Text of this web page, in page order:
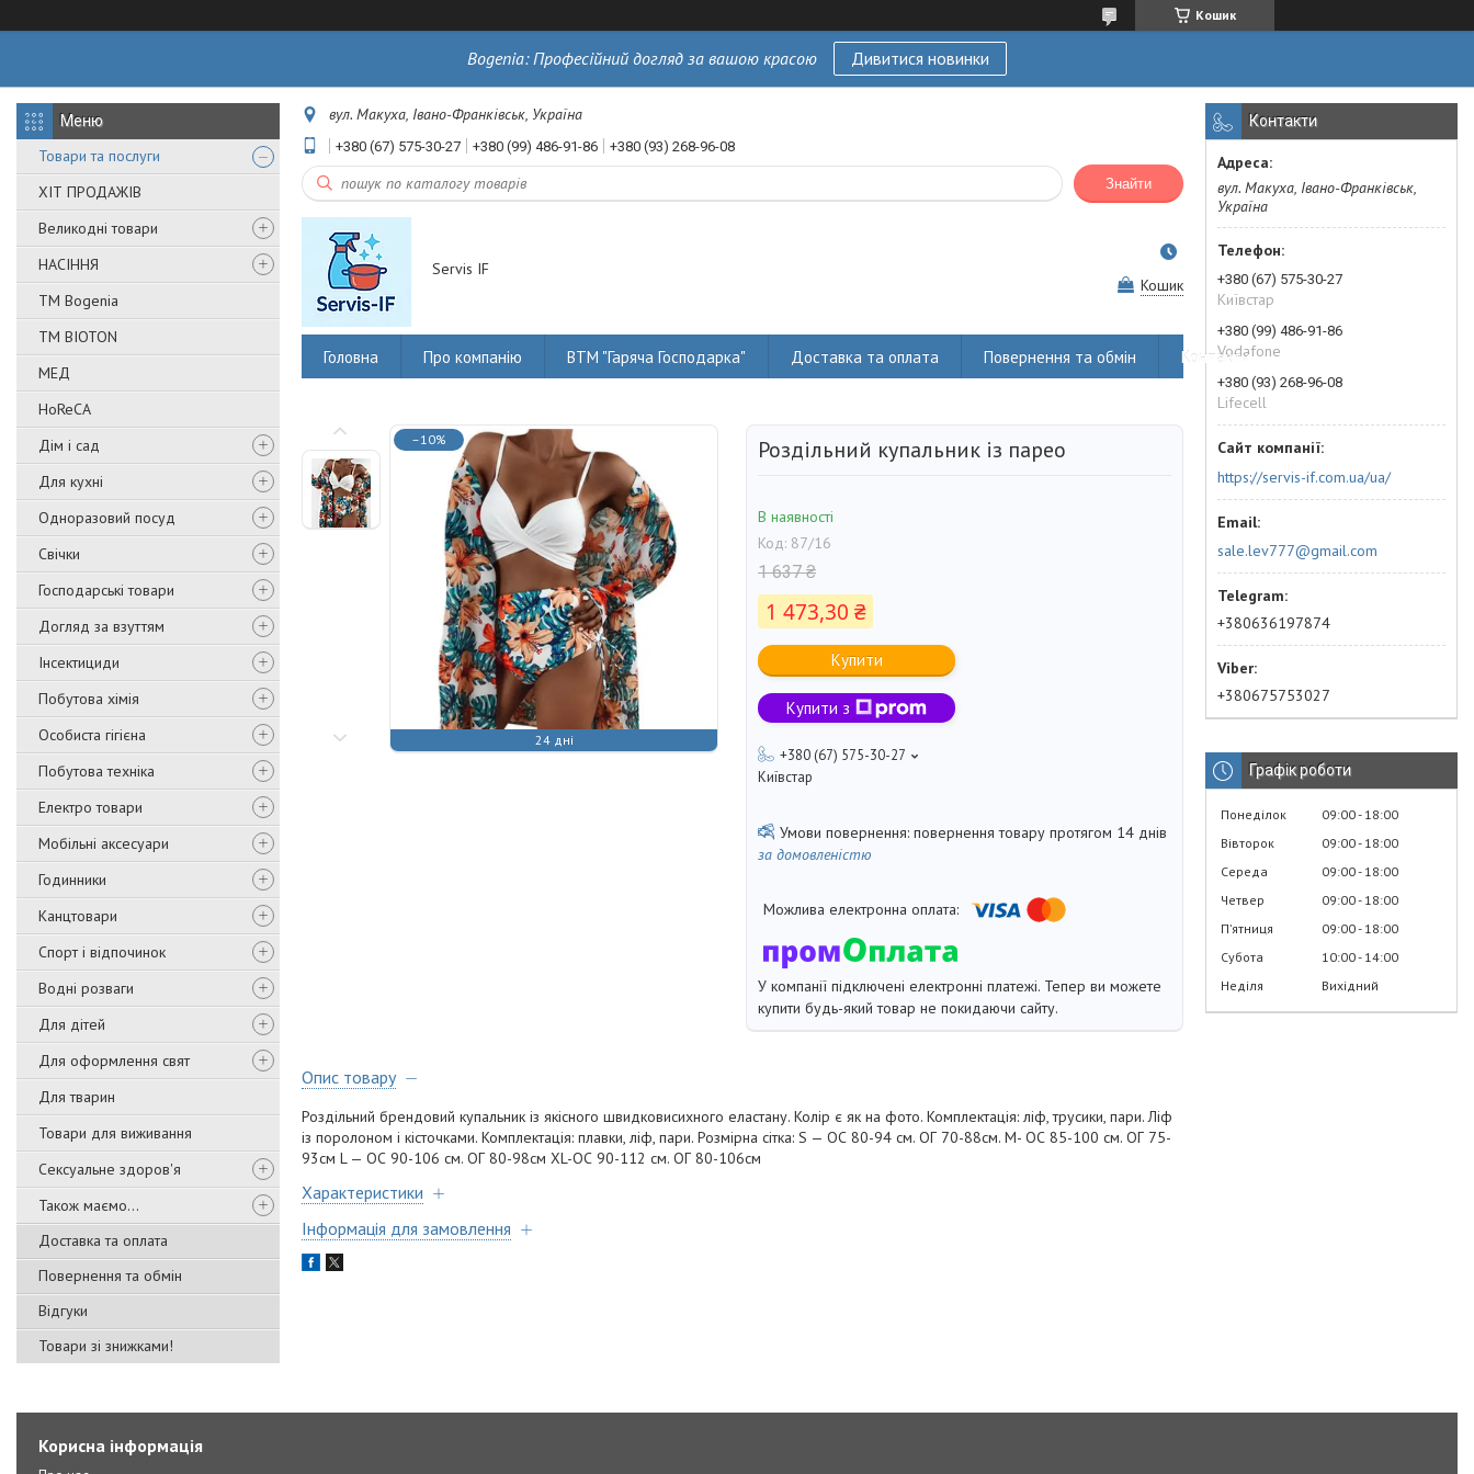
Кошик
Bogenia: Професійний догляд за вашою красою Дивитися новинки
Товари та послуги
ХІТ ПРОДАЖІВ
Великодні товари
НАСІННЯ
ТМ Bogenia
ТМ BIOTON
МЕД
HoReCA
Дім і сад
Для кухні
Одноразовий посуд
Свічки
Господарські товари
Догляд за взуттям
Інсектициди
Побутова хімія
Особиста гігієна
Побутова техніка
Електро товари
Мобільні аксесуари
Годинники
Канцтовари
Спорт і відпочинок
Водні розваги
Для дітей
Для оформлення свят
Для тварин
Товари для виживання
Сексуальне здоров'я
Також маємо...
Доставка та оплата
Повернення та обмін
Відгуки
Товари зі знижками!
вул. Макуха, Івано-Франківськ, Україна
+380 (67) 575-30-27 +380 (99) 486-91-86 +380 (93) 268-96-08
Знайти
Servis IF
Кошик
Головна Про компанію ВТМ "Гаряча Господарка" Доставка та оплата Повернення та обмін Контакти
–10%
24 дні
Роздільний купальник із парео
В наявності
Код: 87/16
1 637 ₴
1 473,30 ₴
Купити
Купити з
+380 (67) 575-30-27
Київстар
повернення товару протягом 14 днів
за домовленістю
У компанії підключені електронні платежі. Тепер ви можете
купити будь-який товар не покидаючи сайту.
Опис товару
Роздільний брендовий купальник із якісного швидковисихного еластану. Колір є як на фото. Комплектація: ліф, трусики, пари. Ліф
із поролоном і кісточками. Комплектація: плавки, ліф, пари. Розмірна сітка: S — ОС 80-94 см. ОГ 70-88см. M- ОС 85-100 см. ОГ 75-
93см L — ОС 90-106 см. ОГ 80-98см XL-ОС 90-112 см. ОГ 80-106см
Характеристики
Інформація для замовлення
Контакти
вул. Макуха, Івано-Франківськ,
Україна
+380 (67) 575-30-27
Київстар
+380 (99) 486-91-86
Vodafone
+380 (93) 268-96-08
Lifecell
https://servis-if.com.ua/ua/
sale.lev777@gmail.com
+380636197874
+380675753027
Графік роботи
Понеділок 09:00 18:00
Вівторок
09:00 18:00
Середа
09:00 18:00
Четвер
09:00 18:00
Пʼятниця
09:00 18:00
Субота
10:00 14:00
Неділя
Вихідний
Корисна інформація